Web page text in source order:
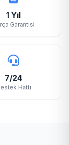
1 Yıl
Garantisi
7/24
Hattı